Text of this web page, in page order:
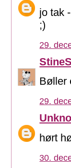
jo tak
;)
29.
Bøller
29.
hørt
30.